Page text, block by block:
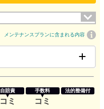
メンテナンスプランに含まれる内容
自賠責
コミ
手数料
コミ
法的整備付